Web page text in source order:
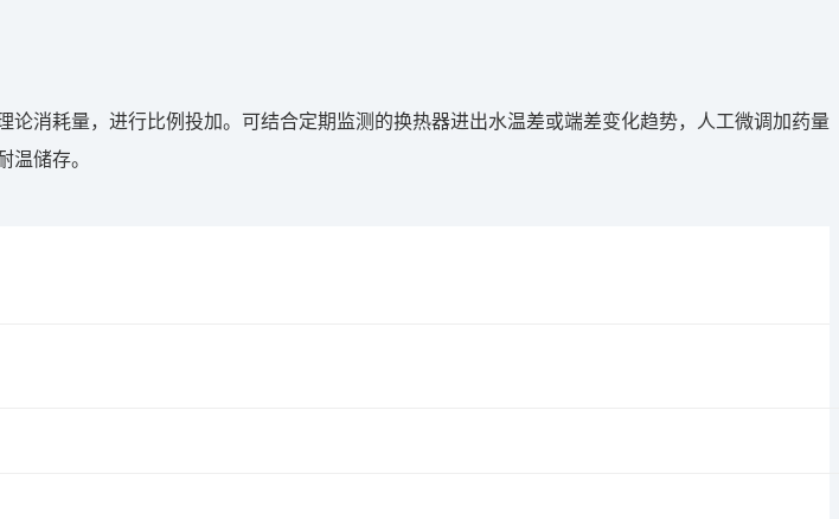
消耗量，进行比例投加。可结合定期监测的换热器进出水温差或端差变化趋势，人工微调加药量
温储存。